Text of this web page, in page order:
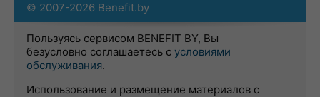
© 2007-2026 Benefit.by
Пользуясь сервисом BENEFIT BY, Вы
безусловно соглашаетесь с условиями
обслуживания.
Использование и размещение материалов с